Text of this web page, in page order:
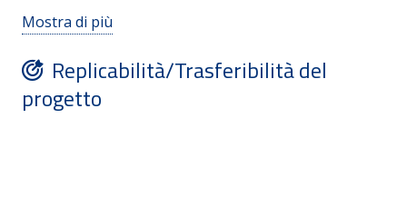
Mostra di più
Replicabilità/Trasferibilità del
progetto